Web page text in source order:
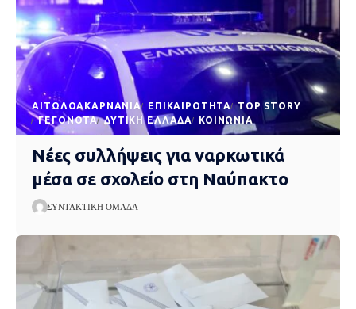
AΙΤΩΛΟΑΚΑΡΝΑΝΊΑ EΠΙΚΑΙΡΌΤΗΤΑ
TOP STORY
ΓΕΓΟΝΌΤΑ
ΔΥΤΙΚΉ ΕΛΛΆΔΑ ΚΟΙΝΩΝΊΑ
Νέες συλλήψεις για ναρκωτικά
μέσα σε σχολείο στη Ναύπακτο
ΣΥΝΤΑΚΤΙΚΉ ΟΜΆΔΑ